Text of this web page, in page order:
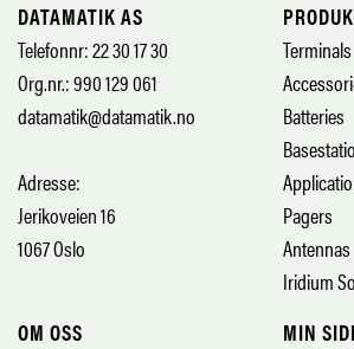
DATAMATIK AS
Telefonnr: 22 30 17 30
Org.nr.: 990 129 061
datamatik@datamatik.no
Adresse:
Jerikoveien 16
1067 Oslo
Terminals
Batteries
Pagers
Antennas
Iridium
OM OSS
MIN